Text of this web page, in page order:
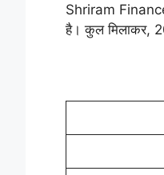
Shriram
है। कुल मिलाकर,